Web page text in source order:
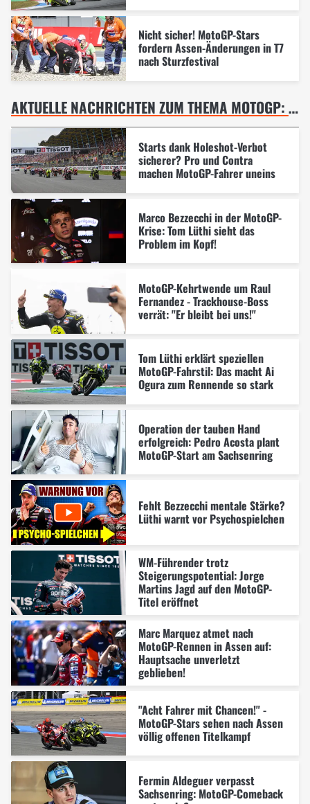
Nicht sicher! MotoGP-Stars
fordern Assen-Änderungen in T7
nach Sturzfestival
AKTUELLE NACHRICHTEN ZUM THEMA MOTOGP: DUTCH TT IN ASSEN
Starts dank Holeshot-Verbot
sicherer? Pro und Contra
machen MotoGP-Fahrer uneins
Marco Bezzecchi in der MotoGP-
Krise: Tom Lüthi sieht das
Problem im Kopf!
MotoGP-Kehrtwende um Raul
Fernandez - Trackhouse-Boss
verrät: "Er bleibt bei uns!"
Tom Lüthi erklärt speziellen
MotoGP-Fahrstil: Das macht Ai
Ogura zum Rennende so stark
Operation der tauben Hand
erfolgreich: Pedro Acosta plant
MotoGP-Start am Sachsenring
Fehlt Bezzecchi mentale Stärke?
Lüthi warnt vor Psychospielchen
WM-Führender trotz
Steigerungspotential: Jorge
Martins Jagd auf den MotoGP-
Titel eröffnet
Marc Marquez atmet nach
MotoGP-Rennen in Assen auf:
Hauptsache unverletzt
geblieben!
"Acht Fahrer mit Chancen!" -
MotoGP-Stars sehen nach Assen
völlig offenen Titelkampf
Fermin Aldeguer verpasst
Sachsenring: MotoGP-Comeback